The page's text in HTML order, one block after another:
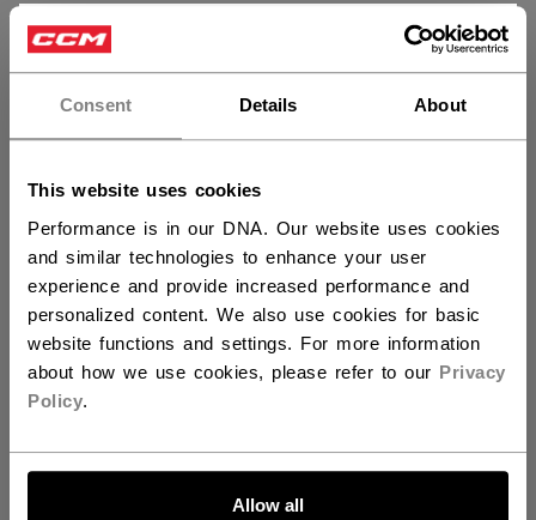
Consent Details About
This website uses cookies
Performance is in our DNA. Our website uses cookies
and similar technologies to enhance your user
experience and provide increased performance and
personalized content. We also use cookies for basic
website functions and settings. For more information
about how we use cookies, please refer to our Privacy
Policy.
Allow all
Vous souhaitez expédier des
produits aux États-Unis ?
ALLONS-Y !
CARACTÉRISTIQUES
IDENTIFICATION
ACCSTKHO25-NA
GROUPE D'ÂGE
N/A
ÉVALUATIONS
Proposé par